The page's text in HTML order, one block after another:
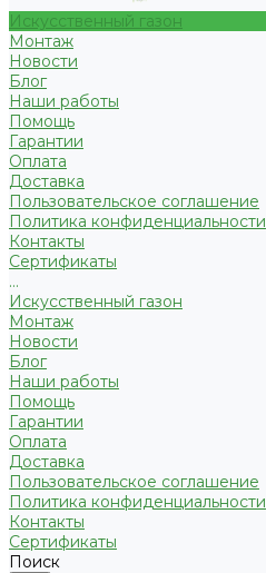
Искусственный газон
Монтаж
Новости
Блог
Наши работы
Помощь
Гарантии
Оплата
Доставка
Пользовательское соглашение
Политика конфиденциальности
Контакты
Сертификаты
...
Искусственный газон
Монтаж
Новости
Блог
Наши работы
Помощь
Гарантии
Оплата
Доставка
Пользовательское соглашение
Политика конфиденциальности
Контакты
Сертификаты
Поиск